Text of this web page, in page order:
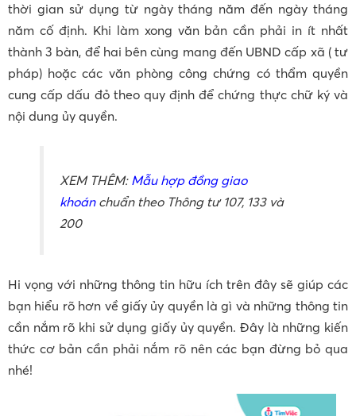
thời gian sử dụng từ ngày tháng năm đến ngày tháng
năm cố định. Khi làm xong văn bản cần phải in ít nhất
thành 3 bàn, để hai bên cùng mang đến UBND cấp xã ( tư
pháp) hoặc các văn phòng công chứng có thẩm quyền
cung cấp dấu đỏ theo quy định để chứng thực chữ ký và
nội dung ủy quyền.
XEM THÊM: Mẫu hợp đồng giao
khoánchuẩn theo Thông tư 107, 133 và
200
Hi vọng với những thông tin hữu ích trên đây sẽ giúp các
bạn hiểu rõ hơn về giấy ủy quyền là gì và những thông tin
cần nắm rõ khi sử dụng giấy ủy quyền. Đây là những kiến
thức cơ bản cần phải nắm rõ nên các bạn đừng bỏ qua
nhé!